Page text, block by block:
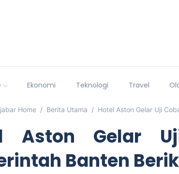
Ekonomi Teknologi Travel
Home Berita Utama Hotel Aston Gelar Uji
Aston Gelar
Banten